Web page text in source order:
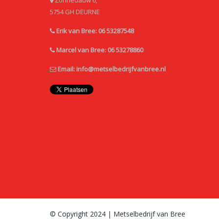
5754 GH DEURNE
Erik van Bree: 06 53287548
Marcel van Bree: 06 53278860
Email: info@metselbedrijfvanbree.nl
© Copyright 2024 | Metselbedrijf van Bree